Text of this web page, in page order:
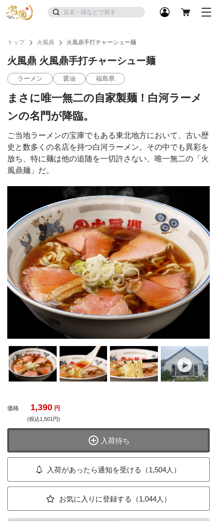
トップ 火風鼎 火風鼎手打チャーシュー麺
火風鼎 火風鼎手打チャーシュー麺
ラーメン 醤油 福島県
まさに唯一無二の自家製麺！白河ラーメ
ンの名門が降臨。
ご当地ラーメンの宝庫でもある東北地方において、古い歴
史と数多くの名店を持つ白河ラーメン。その中でも異彩を
放ち、特に麺は他の追随を一切許さない、唯一無二の「火
風鼎麺」だ。
価格 1,390 円
(税込1,501円)
入荷待ち
入荷があったら通知を受ける（1,504人）
お気に入りに登録する（1,044人）